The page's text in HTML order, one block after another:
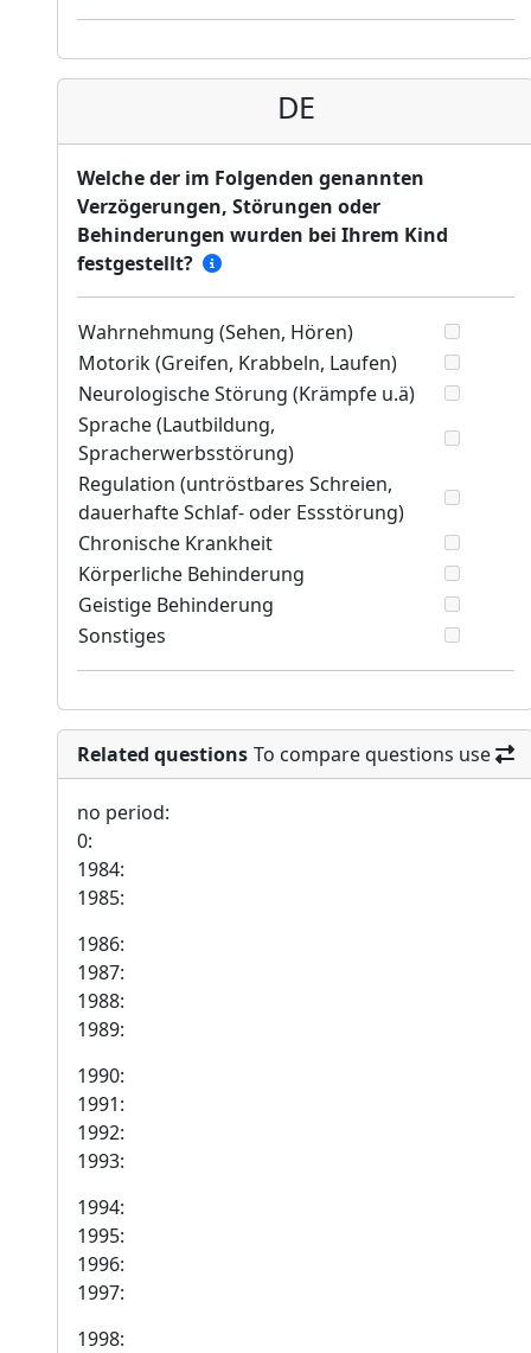
DE
Welche der im Folgenden genannten
Verzögerungen, Störungen oder
Behinderungen wurden bei Ihrem Kind
festgestellt?
Wahrnehmung (Sehen, Hören)
Motorik (Greifen, Krabbeln, Laufen)
Neurologische Störung (Krämpfe u.ä)
Sprache (Lautbildung,
Spracherwerbsstörung)
Regulation (untröstbares Schreien,
dauerhafte Schlaf- oder Essstörung)
Chronische Krankheit
Körperliche Behinderung
Geistige Behinderung
Sonstiges
Related questions To compare questions use
no period:
0:
1984:
1985:
1986:
1987:
1988:
1989:
1990:
1991:
1992:
1993:
1994:
1995:
1996:
1997:
1998: